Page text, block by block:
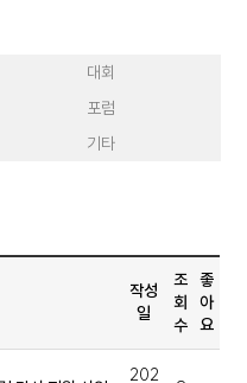
대회
포럼
기타
작성
일
조
회
수
좋
아
요
202